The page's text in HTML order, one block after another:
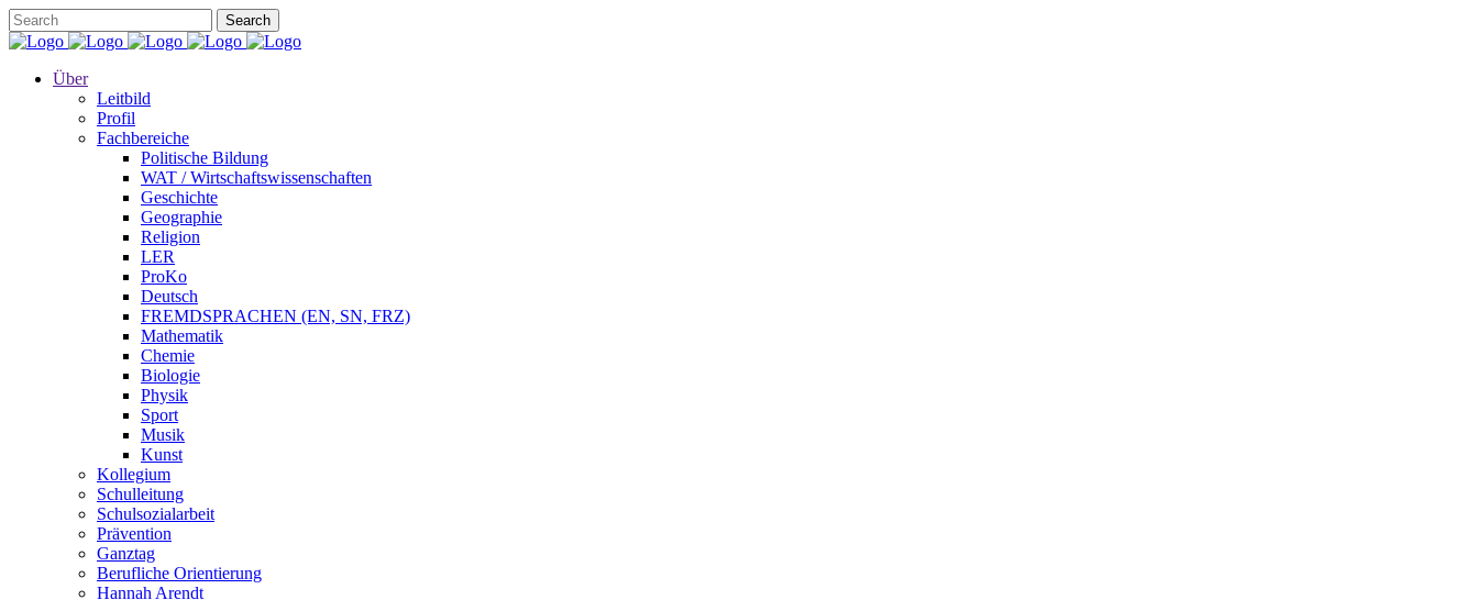
Über
Leitbild
Profil
Fachbereiche
Politische Bildung
WAT / Wirtschaftswissenschaften
Geschichte
Geographie
Religion
LER
ProKo
Deutsch
FREMDSPRACHEN (EN, SN, FRZ)
Mathematik
Chemie
Biologie
Physik
Sport
Musik
Kunst
Kollegium
Schulleitung
Schulsozialarbeit
Prävention
Ganztag
Berufliche Orientierung
Hannah Arendt